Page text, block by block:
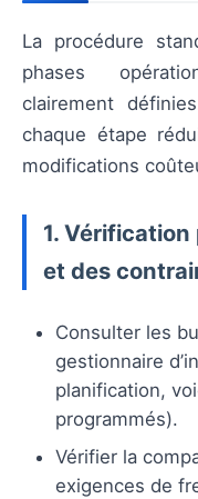
La procédure
phases
clairement
chaque étape
modifications
1.
et des
Consulter les
gestionnaire
planification,
programmés).
Vérifier la
exigences de